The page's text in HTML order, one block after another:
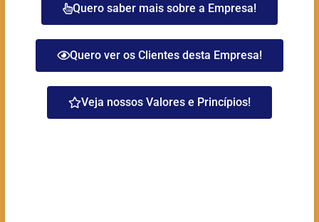
Quero saber mais sobre a Empresa!
Quero ver os Clientes desta Empresa!
Veja nossos Valores e Princípios!